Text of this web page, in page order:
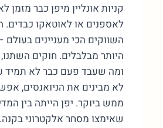
קניות אונליין מיפן כבר מזמן
לאספנים או לאוטאקו כבדים.
השווקים הכי מעניינים
היותר מבלבלים. חוקים
ומה שעבד פעם כבר לא תמיד
לא מבינים את הניואנסים,
ממש ביוקר. יפן הייתה בין
שאימצו מסחר אלקטרוני